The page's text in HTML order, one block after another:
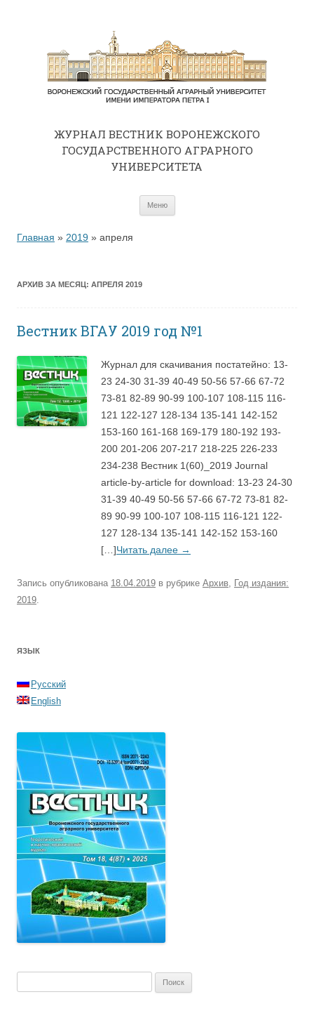
ЖУРНАЛ ВЕСТНИК ВОРОНЕЖСКОГО
ГОСУДАРСТВЕННОГО АГРАРНОГО
УНИВЕРСИТЕТА
Меню
Главная » 2019 » апреля
АРХИВ ЗА МЕСЯЦ: АПРЕЛЯ 2019
Вестник ВГАУ 2019 год №1
Журнал для скачивания постатейно: 13-
23 24-30 31-39 40-49 50-56 57-66 67-72
73-81 82-89 90-99 100-107 108-115 116-
121 122-127 128-134 135-141 142-152
153-160 161-168 169-179 180-192 193-
200 201-206 207-217 218-225 226-233
234-238 Вестник 1(60)_2019 Journal
article-by-article for download: 13-23 24-30
31-39 40-49 50-56 57-66 67-72 73-81 82-
89 90-99 100-107 108-115 116-121 122-
127 128-134 135-141 142-152 153-160
[…]Читать далее →
Запись опубликована 18.04.2019 в рубрике Архив Год издания:
2019
ЯЗЫК
Русский
English